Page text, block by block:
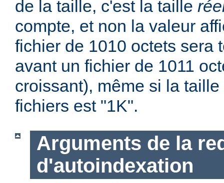
de la taille, c'est la taille
compte, et non la valeur
fichier de 1010 octets sera
avant un fichier de 1011
croissant), même si la
fichiers est "1K".
Arguments de la
d'autoindexation